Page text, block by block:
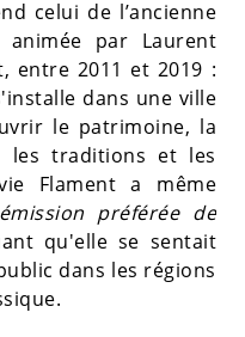
celui de l’ancienne
animée par Laurent
entre 2011 et 2019 :
dans une ville
le patrimoine, la
les traditions et les
Flament a même
émission préférée de
qu'elle se sentait
dans les régions